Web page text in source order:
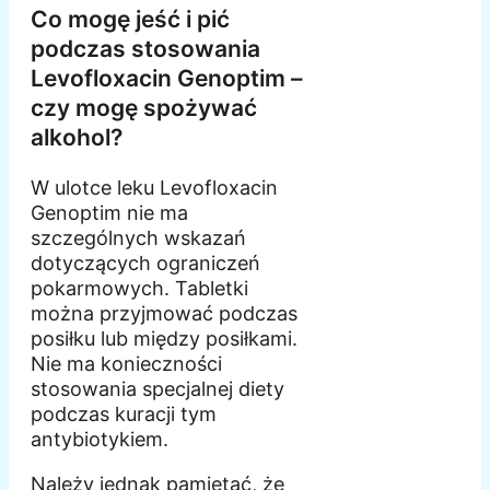
Co mogę jeść i pić
podczas stosowania
Levofloxacin Genoptim –
czy mogę spożywać
alkohol?
W ulotce leku Levofloxacin
Genoptim nie ma
szczególnych wskazań
dotyczących ograniczeń
pokarmowych. Tabletki
można przyjmować podczas
posiłku lub między posiłkami.
Nie ma konieczności
stosowania specjalnej diety
podczas kuracji tym
antybiotykiem.
Należy jednak pamiętać, że